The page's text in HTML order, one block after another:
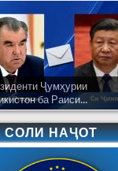
Ҷумҳурии
ба Раиси...
СОЛИ НАҶОТ